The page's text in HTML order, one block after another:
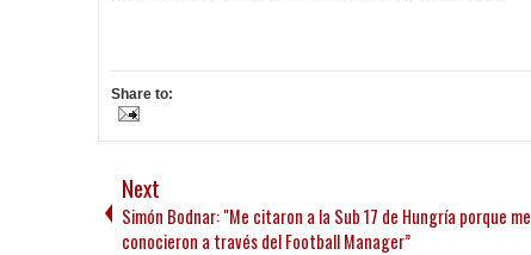
Share to:
Next
Simón Bodnar: "Me citaron a la Sub 17 de Hungría porque me
conocieron a través del Football Manager”